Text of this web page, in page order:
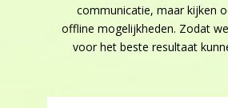
communicatie, maar kijken
offline mogelijkheden. Zodat
voor het beste resultaat